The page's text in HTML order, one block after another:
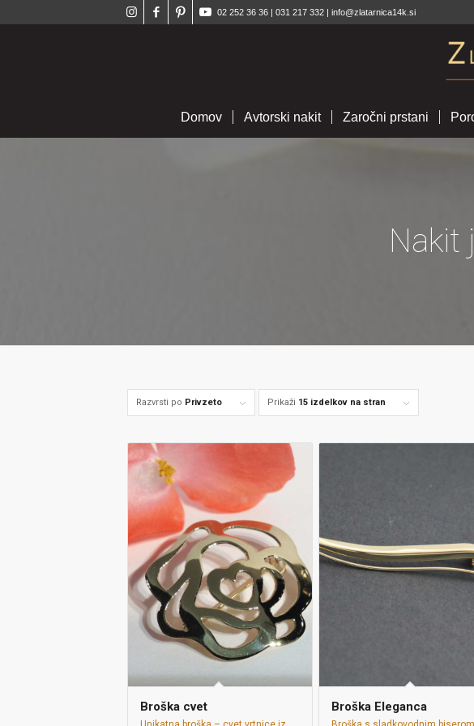
02 252 36 36 | 031 217 332 | info@zlatarnica14k.si
Domov Avtorski nakit Zaročni prstani
Nakit
Razvrsti po Privzeto Prikaži 15 izdelkov na stran
Broška cvet Broška Eleganca